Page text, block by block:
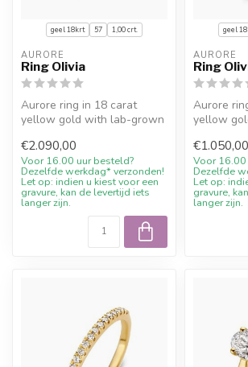
geel 18krt 57 1,00 crt.
AURORE
Ring Olivia
Aurore ring in 18 carat
yellow gold with lab-grown
Expertly...
€2.090,00
Voor 16.00 uur besteld?
Dezelfde werkdag* verzonden!
Let op: indien u kiest voor een
gravure, kan de levertijd iets
langer zijn.
geel
AURORE
Ring
Aurore
yellow
Expertly...
€1.050,00
Voor
Dezelfde
Let op:
gravure,
langer zijn.